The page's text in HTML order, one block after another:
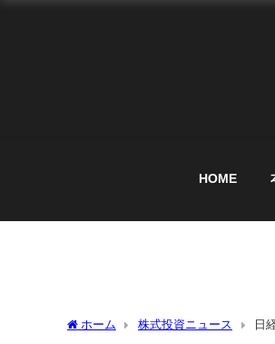
HOME
ホーム 株式投資ニュース 日